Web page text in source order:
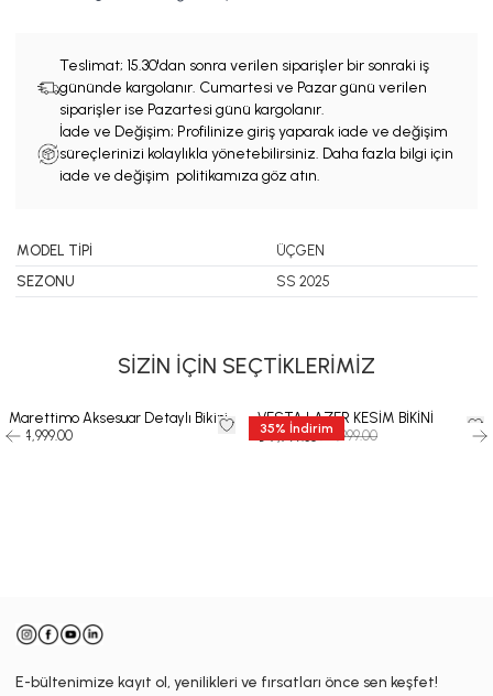
Teslimat; 15.30'dan sonra verilen siparişler bir sonraki iş
gününde kargolanır. Cumartesi ve Pazar günü verilen
siparişler ise Pazartesi günü kargolanır.
İade ve Değişim; Profilinize giriş yaparak iade ve değişim
süreçlerinizi kolaylıkla yönetebilirsiniz. Daha fazla bilgi için
iade ve değişim politikamıza göz atın.
MODEL TİPİ
ÜÇGEN
SEZONU
SS 2025
SİZİN İÇİN SEÇTİKLERİMİZ
Marettimo Aksesuar Detaylı Bikini
₺ 14,999.00
35% İndirim
VESTA LAZER KESİM BİKİNİ
₺ 7,799.35 ₺ 11,999.00
E-bültenimize kayıt ol, yenilikleri ve fırsatları önce sen keşfet!